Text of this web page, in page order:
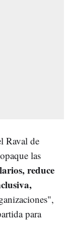
Raval de
las
reduce
para